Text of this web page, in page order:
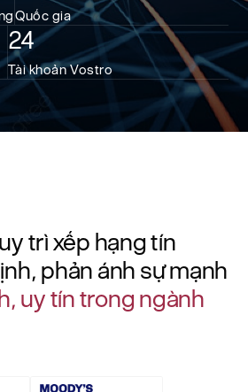
Quốc gia
24
Tài khoản Vostro
trì xếp hạng tín
phản ánh sự mạnh
uy tín trong ngành